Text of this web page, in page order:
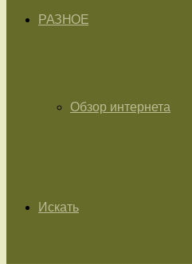
РАЗНОЕ
Обзор интернета
Искать